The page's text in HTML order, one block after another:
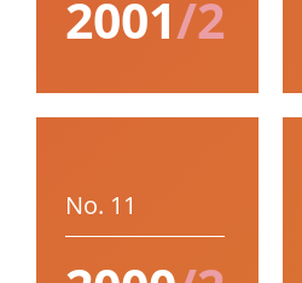
2001/2
No. 11